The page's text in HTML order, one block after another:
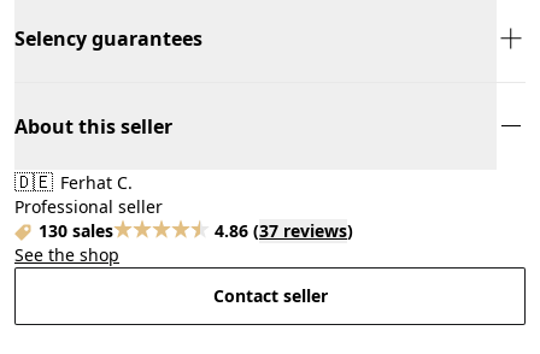
Selency guarantees
About this seller
🇩🇪 Ferhat C.
Professional seller
130 sales
4.86 (37 reviews)
See the shop
Contact seller